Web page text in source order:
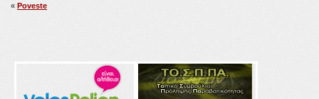
« Poveste